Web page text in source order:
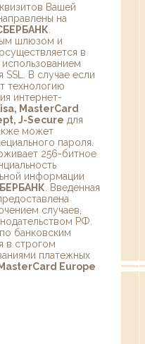
Вашей
на
шлюзом и
в
В случае если
технологию
интернет-
MasterCard
J-Secure для
может
пароля.
256-битное
информации
. Введенная
случаев,
РФ.
банковским
в строгом
платежных
Europe